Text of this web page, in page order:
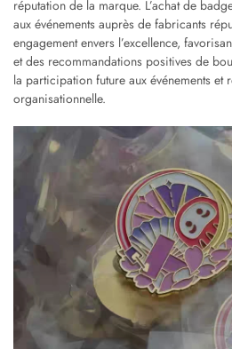
réputation de la marque. L’achat de
aux événements auprès de fabricants
engagement envers l’excellence,
et des recommandations positives de
la participation future aux événements
organisationnelle.